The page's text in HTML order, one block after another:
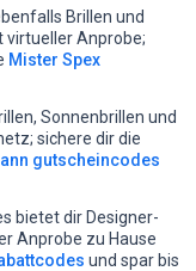
Brillen und
virtueller Anprobe;
Mister Spex
Sonnenbrillen und
sichere dir die
gutscheincodes
bietet dir Designer-
Anprobe zu Hause
und spar bis